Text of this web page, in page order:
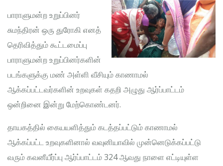
பாராளுமன்ற உறுப்பினர்
சுமந்திரன் ஒரு துரோகி எனத்
தெரிவித்தும் கூட்டமைப்பு
பாராளுமன்ற உறுப்பினர்களின்
படங்களுக்கு மண் அள்ளி வீசியும் காணாமல்
ஆக்கப்பட்டவர்களின் உறவுகள் கதறி அழுது ஆர்ப்பாட்டம்
ஒன்றினை இன்று மேற்கொண்டனர்.
தாயகத்தில் கையயளித்தும் கடத்தப்பட்டும் காணாமல்
ஆக்கப்பட்ட உறவுகளினால் வவுனியாவில் முன்னெடுக்கப்பட்டு
வரும் கவனீயீர்ப்பு ஆர்ப்பாட்டம் 324 ஆவது நாளை எட்டியுள்ள